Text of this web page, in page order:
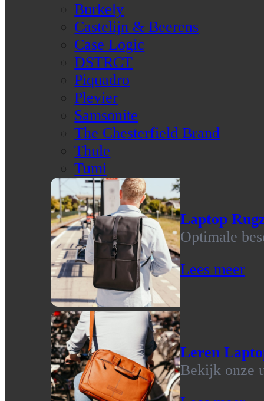
Burkely
Castelijn & Beerens
Case Logic
DSTRCT
Piquadro
Plevier
Samsonite
The Chesterfield Brand
Thule
Tumi
Laptop
Optimale
Lees meer
Leren
Bekijk onze